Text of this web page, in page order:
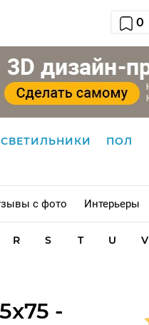
0
СВЕТИЛЬНИКИ ПОЛ
с фото Интерьеры
R S T U V
-